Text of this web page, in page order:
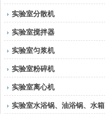
实验室分散机
实验室搅拌器
实验室匀浆机
实验室粉碎机
实验室离心机
实验室水浴锅、油浴锅、水箱